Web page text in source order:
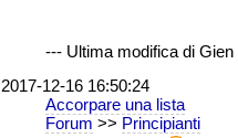
--- Ultima modifica di
2017-12-16 16:50:24
Accorpare una lista
Forum >> Principianti